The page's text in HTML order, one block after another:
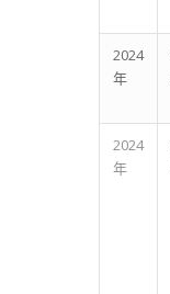
2024
年
2024
年